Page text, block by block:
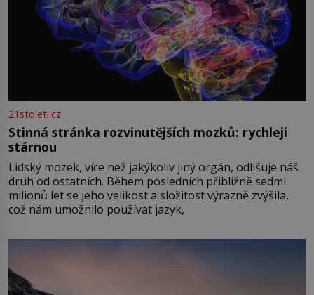
21stoleti.cz
Stinná stránka rozvinutějších mozků: rychleji
stárnou
Lidský mozek, více než jakýkoliv jiný orgán, odlišuje náš
druh od ostatních. Během posledních přibližně sedmi
milionů let se jeho velikost a složitost výrazně zvýšila,
což nám umožnilo používat jazyk,